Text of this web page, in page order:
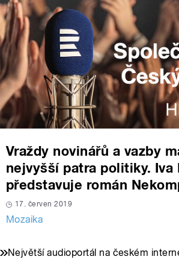
Vraždy novinářů a vazby
nejvyšší patra politiky. Iva
představuje román
17. červen 2019
Mozaika
Největší audioportál na českém